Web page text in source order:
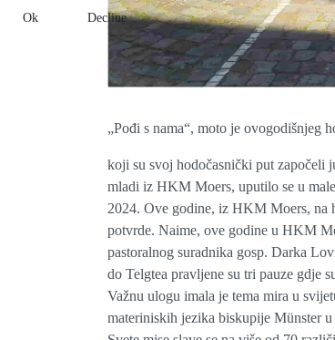
„Pođi s nama“, moto je ovogodišnjeg
koji su svoj hodočasnički put započeli
mladi iz HKM Moers, uputilo se u
2024. Ove godine, iz HKM Moers, na
potvrde. Naime, ove godine u HKM
pastoralnog suradnika gosp. Darka
do Telgtea pravljene su tri pauze gdje
Važnu ulogu imala je tema mira u
materiniskih jezika biskupije Münster
Ok Decline